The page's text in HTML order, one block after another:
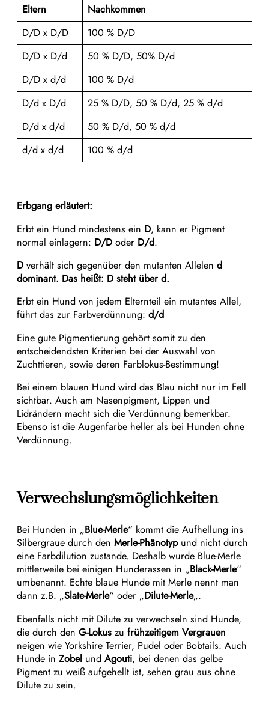
Eltern
Nachkommen
​D/D x D/D
100 % D/D
D/D x D/d
50 % D/D, 50% D/d
D/D x d/d
100 % D/d
D/d x D/d
25 % D/D, 50 % D/d, 25 % d/d
D/d x d/d
50 % D/d, 50 % d/d
d/d x d/d
100 % d/d
Erbgang erläutert:
Erbt ein Hund mindestens ein D, kann er Pigment
normal einlagern: D/D oder D/d.
D verhält sich gegenüber den mutanten Allelen d
dominant. Das heißt: D steht über d.
Erbt ein Hund von jedem Elternteil ein mutantes Allel,
führt das zur Farbverdünnung: d/d
Eine gute Pigmentierung gehört somit zu den
entscheidendsten Kriterien bei der Auswahl von
Zuchttieren, sowie deren Farblokus-Bestimmung!
Bei einem blauen Hund wird das Blau nicht nur im Fell
sichtbar. Auch am Nasenpigment, Lippen und
Lidrändern macht sich die Verdünnung bemerkbar.
Ebenso ist die Augenfarbe heller als bei Hunden ohne
Verdünnung.
Verwechslungsmöglichkeiten
Bei Hunden in „Blue-Merle“ kommt die Aufhellung ins
Silbergraue durch den Merle-Phänotypund nicht durch
eine Farbdilution zustande. Deshalb wurde Blue-Merle
mittlerweile bei einigen Hunderassen in „Black-Merle“
umbenannt. Echte blaue Hunde mit Merle nennt man
dann z.B. „Slate-Merle“ oder „Dilute-Merle„.
Ebenfalls nicht mit Dilute zu verwechseln sind Hunde,
die durch den G-Lokus zu frühzeitigem Vergrauen
neigen wie Yorkshire Terrier, Pudel oder Bobtails. Auch
Hunde in Zobel und Agouti, bei denen das gelbe
Pigment zu weiß aufgehellt ist, sehen grau aus ohne
Dilute zu sein.